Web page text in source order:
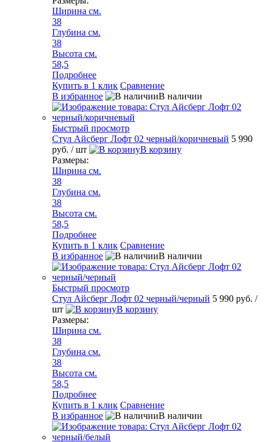
Ширина см.
38
Глубина см.
38
Высота см.
58,5
Подробнее
Купить в 1 клик Сравнение
В избранное
В наличии
Быстрый просмотр
Стул Айсберг Лофт 02 черный/коричневый 5 990
руб. / шт
В корзину
Размеры:
Ширина см.
38
Глубина см.
38
Высота см.
58,5
Подробнее
Купить в 1 клик Сравнение
В избранное
В наличии
Быстрый просмотр
Стул Айсберг Лофт 02 черный/черный 5 990 руб. /
шт
В корзину
Размеры:
Ширина см.
38
Глубина см.
38
Высота см.
58,5
Подробнее
Купить в 1 клик Сравнение
В избранное
В наличии